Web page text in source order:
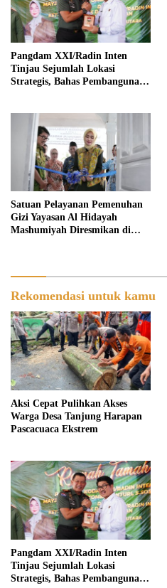
Pangdam XXI/Radin Inten
Tinjau Sejumlah Lokasi
Strategis, Bahas Pembangunan
Satuan Pelayanan Pemenuhan
Gizi Yayasan Al Hidayah
Mashumiyah Diresmikan di
Rekomendasi untuk kamu
Aksi Cepat Pulihkan Akses
Warga Desa Tanjung Harapan
Pascacuaca Ekstrem
Pangdam XXI/Radin Inten
Tinjau Sejumlah Lokasi
Strategis, Bahas Pembangunan